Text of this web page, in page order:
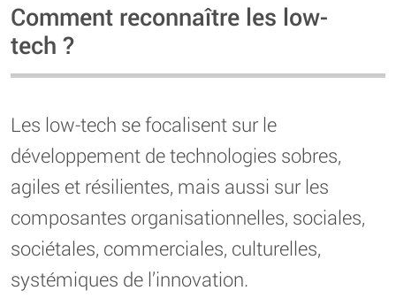
Comment reconnaître les low-
tech ?
Les low-tech se focalisent sur le
développement de technologies sobres,
agiles et résilientes, mais aussi sur les
composantes organisationnelles, sociales,
sociétales, commerciales, culturelles,
systémiques de l’innovation.